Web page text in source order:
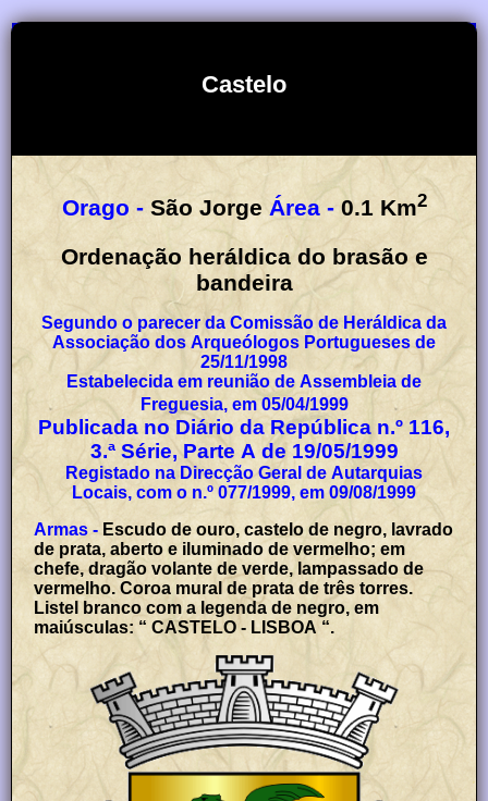
Castelo
Orago - São Jorge Área - 0.1 Km2
Ordenação heráldica do brasão e
bandeira
Segundo o parecer da Comissão de Heráldica da
Associação dos Arqueólogos Portugueses de
25/11/1998
Estabelecida em reunião de Assembleia de
Freguesia, em 05/04/1999
Publicada no Diário da República n.º 116,
3.ª Série, Parte A de 19/05/1999
Registado na Direcção Geral de Autarquias
Locais, com o n.º 077/1999, em 09/08/1999
Armas - Escudo de ouro, castelo de negro, lavrado
de prata, aberto e iluminado de vermelho; em
chefe, dragão volante de verde, lampassado de
vermelho. Coroa mural de prata de três torres.
Listel branco com a legenda de negro, em
maiúsculas: “ CASTELO - LISBOA “.